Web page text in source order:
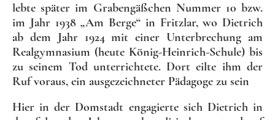
lebte später im Grabengäßchen Nummer 10 bzw.
im Jahr 1938 „Am Berge“ in Fritzlar, wo Dietrich
ab dem Jahr 1924 mit einer Unterbrechung am
Realgymnasium (heute König-Heinrich-Schule) bis
zu seinem Tod unterrichtete. Dort eilte ihm der
Ruf voraus, ein ausgezeichneter Pädagoge zu sein
Hier in der Domstadt engagierte sich Dietrich in